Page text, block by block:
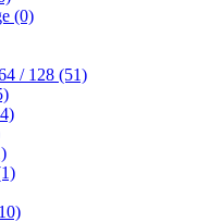
(0)
/ 128 (51)